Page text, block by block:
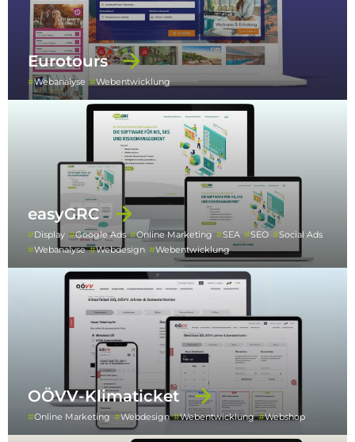
Eurotours
Webanalyse Webentwicklung
easyGRC
Display Google Ads Online Marketing SEA SEO
Social Ads
Webanalyse
Webdesign Webentwicklung
OÖVV-Klimaticket
Online Marketing Webdesign Webentwicklung Webshop